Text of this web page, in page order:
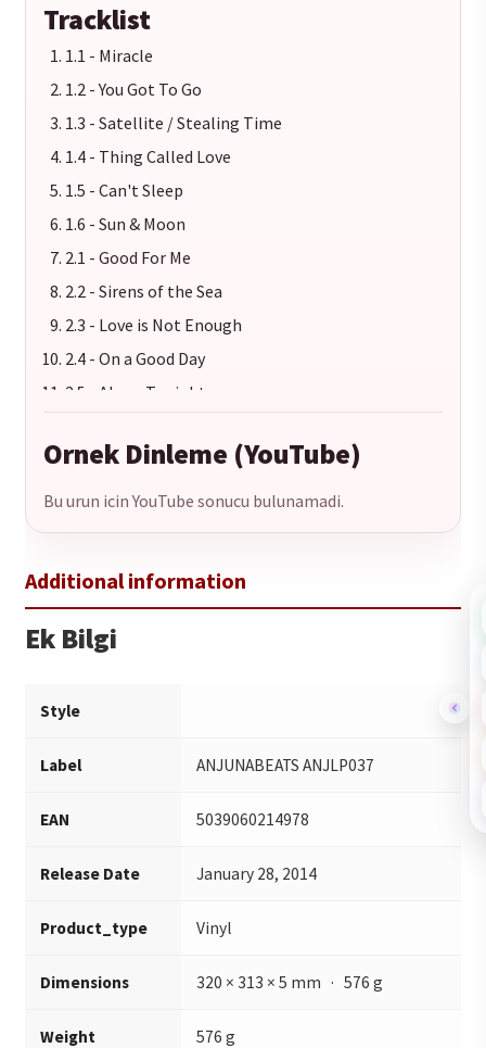
Tracklist
1.1 - Miracle
1.2 - You Got To Go
1.3 - Satellite / Stealing Time
1.4 - Thing Called Love
1.5 - Can't Sleep
1.6 - Sun & Moon
2.1 - Good For Me
2.2 - Sirens of the Sea
2.3 - Love is Not Enough
2.4 - On a Good Day
2.5 - Alone Tonight
Ornek Dinleme (YouTube)
Bu urun icin YouTube sonucu bulunamadi.
Ek Bilgi
Style
Label ANJUNABEATS ANJLP037
EAN 5039060214978
Release Date January 28, 2014
Product_type Vinyl
Dimensions 320 × 313 × 5 mm · 576 g
Weight 576 g